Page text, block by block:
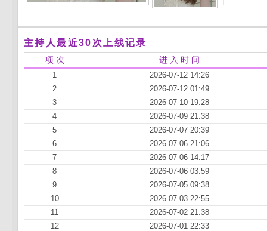
主持人最近30次上线记录
项 次 进 入 时 间
1
2026-07-12 14:26
2
2026-07-12 01:49
3
2026-07-10 19:28
4
2026-07-09 21:38
5
2026-07-07 20:39
6
2026-07-06 21:06
7
2026-07-06 14:17
8
2026-07-06 03:59
9
2026-07-05 09:38
10
2026-07-03 22:55
11
2026-07-02 21:38
12
2026-07-01 22:33